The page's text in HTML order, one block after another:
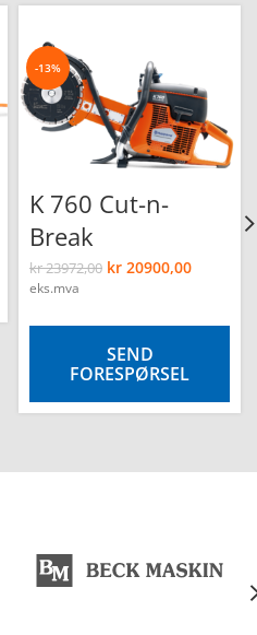
-13%
K 760 Cut-n-
Break
kr23972,00 kr 20900,00
eks.mva
SEND
FORESPØRSEL